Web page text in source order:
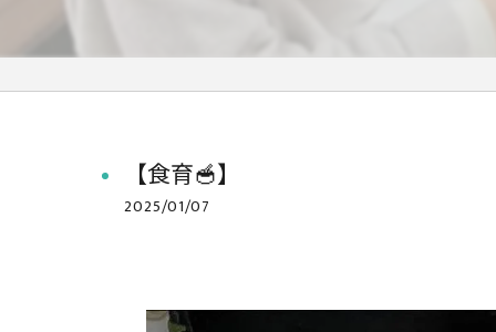
【食育🥣】
2025/01/07